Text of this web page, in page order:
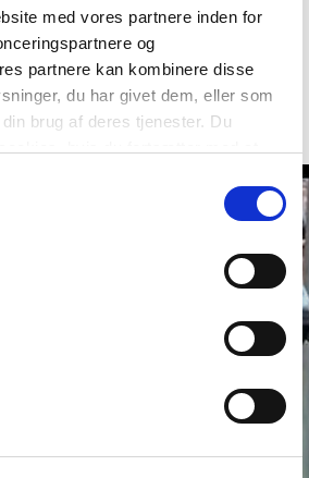
med vores partnere inden for
og
partnere kan kombinere disse
du har givet dem, eller som
brug af deres tjenester. Du
venter i en ferie på både
og i blomsterparken.
er lavet varieret og der er noget
både store og små.
shows